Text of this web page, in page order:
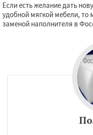
Если есть желание дать
удобной мягкой мебели, то
заменой наполнителя в